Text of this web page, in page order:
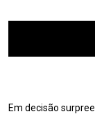
Em decisão